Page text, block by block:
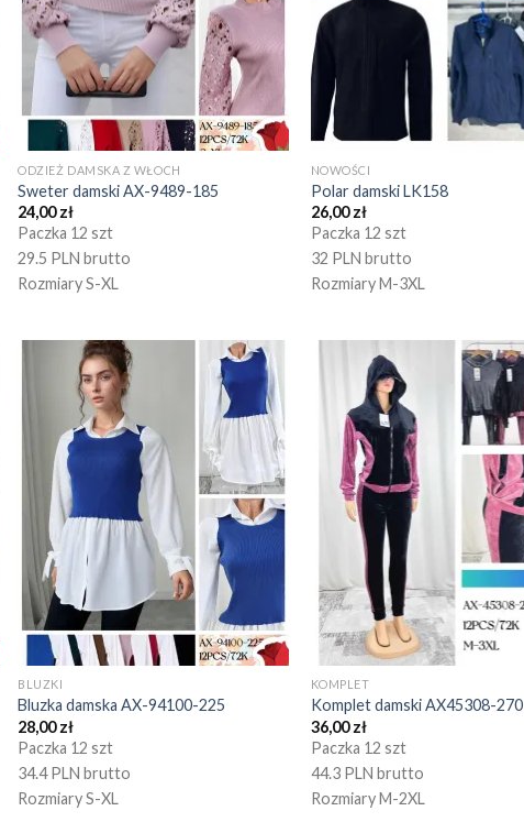
ODZIEŻ DAMSKA Z WŁOCH
Sweter damski AX-9489-185
24,00zł
Paczka 12 szt
29.5 PLN brutto
Rozmiary S-XL
NOWOŚCI
Polar damski LK158
26,00zł
Paczka 12 szt
32 PLN brutto
Rozmiary M-3XL
BLUZKI
Bluzka damska AX-94100-225
28,00zł
Paczka 12 szt
34.4 PLN brutto
Rozmiary S-XL
KOMPLET
Komplet damski AX45308-270
36,00zł
Paczka 12 szt
44.3 PLN brutto
Rozmiary M-2XL